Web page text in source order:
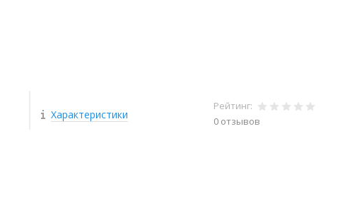
Характеристики
Рейтинг:
0 отзывов